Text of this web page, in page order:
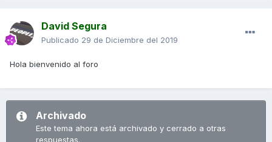
David Segura
Publicado 29 de Diciembre del 2019
Hola bienvenido al foro
Archivado
Este tema ahora está archivado y cerrado a otras
respuestas.